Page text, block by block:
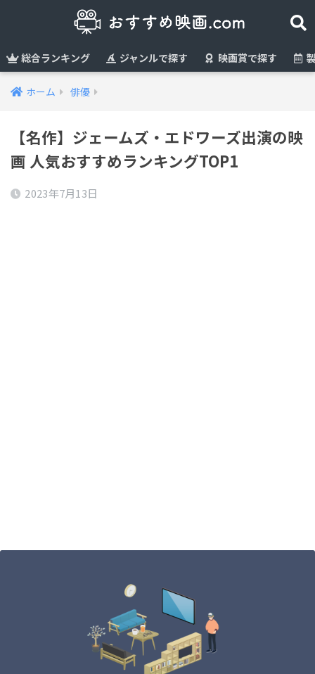
総合ランキング ジャンルで探す 映画賞で探す
ホーム 俳優
【名作】ジェームズ・エドワーズ出演の映
画 人気おすすめランキングTOP1
2023年7月13日